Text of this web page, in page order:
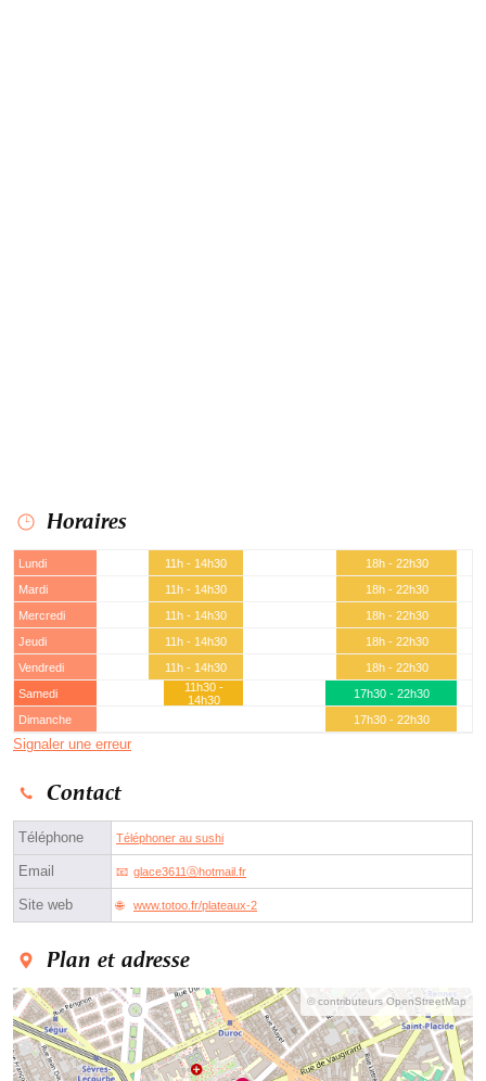
Horaires
Lundi 11h - 14h30
18h - 22h30
Mardi
11h - 14h30
18h - 22h30
Mercredi
11h - 14h30
18h - 22h30
Jeudi
11h - 14h30
18h - 22h30
Vendredi
11h - 14h30
18h - 22h30
Samedi
11h30 -
14h30
17h30 - 22h30
Dimanche
17h30 - 22h30
Signaler une erreur
Contact
Téléphone Téléphoner au sushi
Email glace3611ⓐhotmail.fr
Site web www.totoo.fr/plateaux-2
Plan et adresse
© contributeurs OpenStreetMap